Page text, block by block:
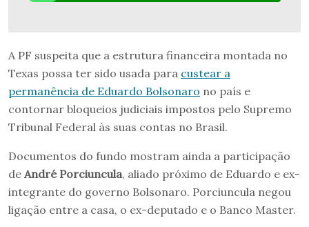
A PF suspeita que a estrutura financeira montada no
Texas possa ter sido usada para custear a
permanência de Eduardo Bolsonaro no país e
contornar bloqueios judiciais impostos pelo Supremo
Tribunal Federal às suas contas no Brasil.
Documentos do fundo mostram ainda a participação
de André Porciuncula, aliado próximo de Eduardo e ex-
integrante do governo Bolsonaro. Porciuncula negou
ligação entre a casa, o ex-deputado e o Banco Master.